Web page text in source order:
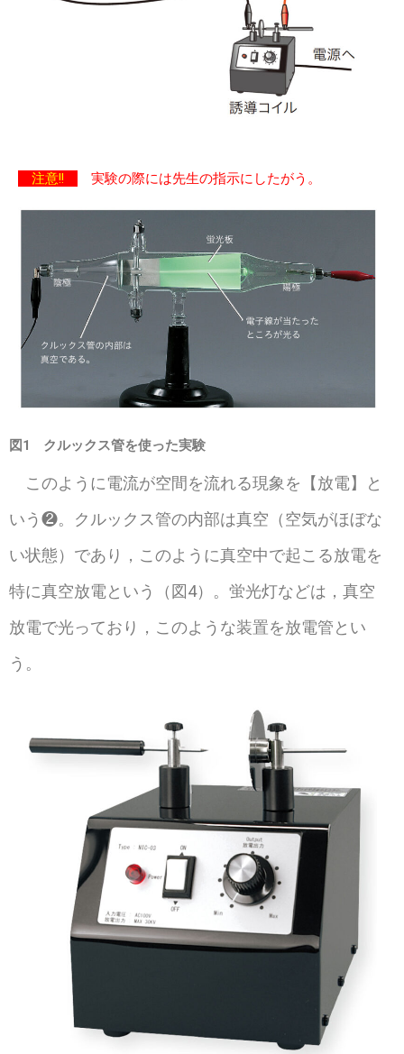
注意!! 実験の際には先生の指示にしたがう。
図1 クルックス管を使った実験
このように電流が空間を流れる現象を【放電】と
いう❷。クルックス管の内部は真空（空気がほぼな
い状態）であり，このように真空中で起こる放電を
特に真空放電という（図4）。蛍光灯などは，真空
放電で光っており，このような装置を放電管とい
う。